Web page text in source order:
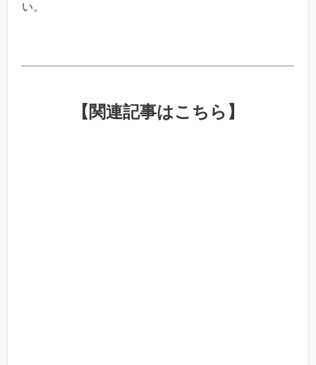
い。
【関連記事はこちら】